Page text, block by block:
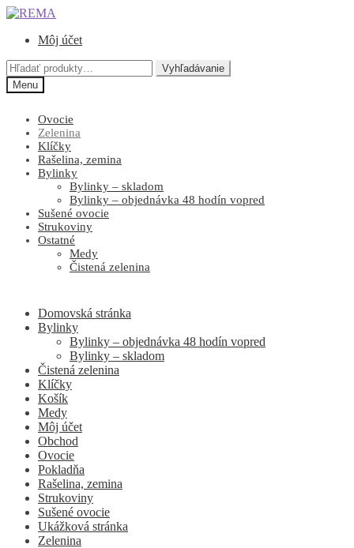
Preskočiť
navigáciu
Preskočiť
obsah
Môj účet
Hľadať:
Vyhľadávanie
Menu
Ovocie
Zelenina
Klíčky
Rašelina, zemina
Bylinky
Bylinky – skladom
Bylinky – objednávka 48 hodín vopred
Sušené ovocie
Strukoviny
Ostatné
Medy
Čistená zelenina
Domovská stránka
Bylinky
Bylinky – objednávka 48 hodín vopred
Bylinky – skladom
Čistená zelenina
Klíčky
Košík
Medy
Môj účet
Obchod
Ovocie
Pokladňa
Rašelina, zemina
Strukoviny
Sušené ovocie
Ukážková stránka
Zelenina